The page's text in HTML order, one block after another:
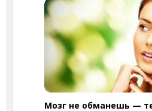
Мозг не обманешь —